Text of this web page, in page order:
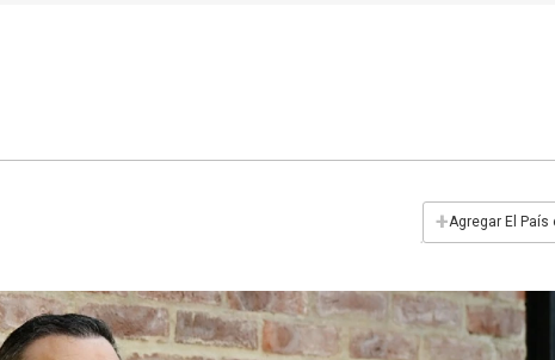
+Agregar El País